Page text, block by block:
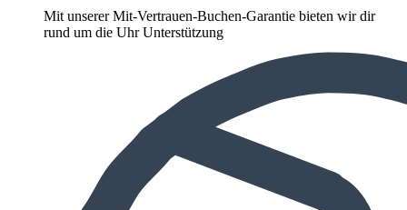
Mit unserer Mit-Vertrauen-Buchen-Garantie bieten wir dir
rund um die Uhr Unterstützung